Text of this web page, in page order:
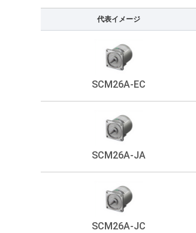
代表イメージ
SCM26A-EC
SCM26A-JA
SCM26A-JC